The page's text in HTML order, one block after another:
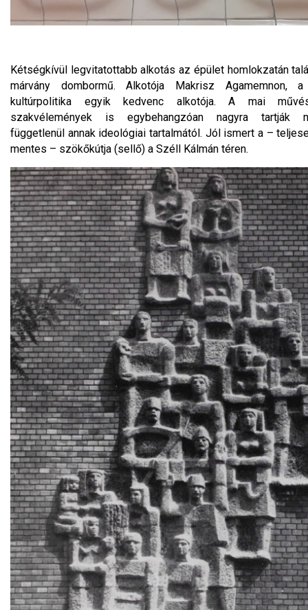
Kétségkívül legvitatottabb alkotás az épület homlokzatán
márvány dombormű. Alkotója Makrisz Agamemnon,
kultúrpolitika egyik kedvenc alkotója. A mai
szakvélemények is egybehangzóan nagyra tartják
függetlenül annak ideológiai tartalmától. Jól ismert a –
mentes – szökőkútja (sellő) a Széll Kálmán téren.